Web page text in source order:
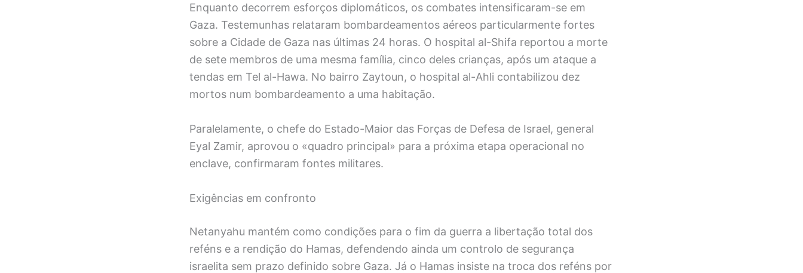
Enquanto decorrem esforços diplomáticos, os combates intensificaram-se em
Gaza. Testemunhas relataram bombardeamentos aéreos particularmente fortes
sobre a Cidade de Gaza nas últimas 24 horas. O hospital al-Shifa reportou a morte
de sete membros de uma mesma família, cinco deles crianças, após um ataque a
tendas em Tel al-Hawa. No bairro Zaytoun, o hospital al-Ahli contabilizou dez
mortos num bombardeamento a uma habitação.
Paralelamente, o chefe do Estado-Maior das Forças de Defesa de Israel, general
Eyal Zamir, aprovou o «quadro principal» para a próxima etapa operacional no
enclave, confirmaram fontes militares.
Exigências em confronto
Netanyahu mantém como condições para o fim da guerra a libertação total dos
reféns e a rendição do Hamas, defendendo ainda um controlo de segurança
israelita sem prazo definido sobre Gaza. Já o Hamas insiste na troca dos reféns por